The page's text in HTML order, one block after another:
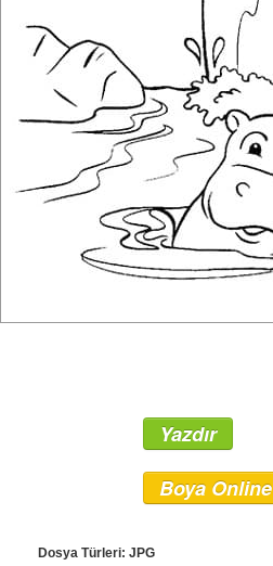
Yazdır
Boya Online
Dosya Türleri: JPG